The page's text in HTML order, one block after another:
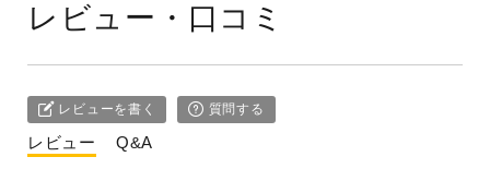
レビュー・口コミ
レビューを書く 質問する
レビュー Q&A